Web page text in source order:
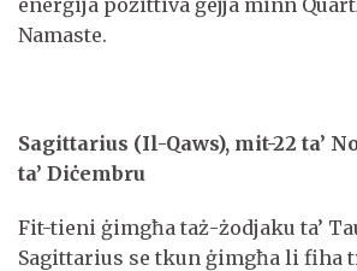
Namaste.
Sagittarius (Il-Qaws), mit-22 ta’
ta’ Diċembru
Fit-tieni ġimgħa taż-żodjaku ta’
Sagittarius se tkun ġimgħa li fiha